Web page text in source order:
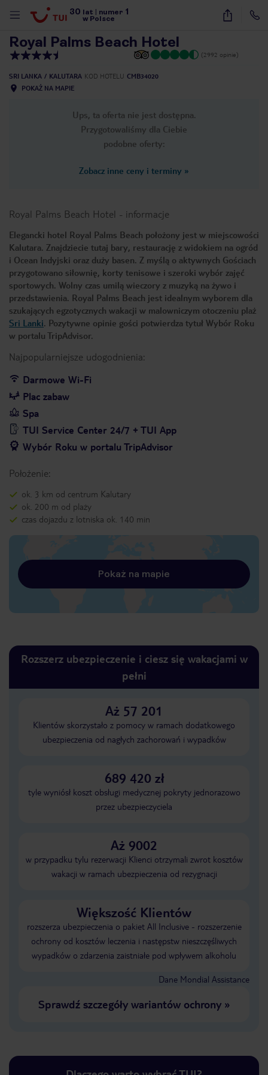
30 lat numer 1
w Polsce
23
Royal Palms Beach Hotel
(2992 opinie)
SRI LANKA KALUTARA KOD HOTELU CMB34020
POKAŻ NA MAPIE
Ups, ta oferta nie jest dostępna.
Przygotowaliśmy dla Ciebie
podobne oferty:
Zobacz inne ceny i terminy »
Royal Palms Beach Hotel - informacje
Elegancki hotel Royal Palms Beach położony jest w miejscowości
Kalutara. Znajdziecie tutaj bary, restaurację z widokiem na ogród
i Ocean Indyjski oraz duży basen. Z myślą o aktywnych Gościach
przygotowano siłownię, korty tenisowe i szeroki wybór zajęć
sportowych. Wolny czas umilą wieczory z muzyką na żywo i
przedstawienia. Royal Palms Beach jest idealnym wyborem dla
szukających egzotycznych wakacji w malowniczym otoczeniu plaż
Sri Lanki. Pozytywne opinie gości potwierdza tytuł Wybór Roku
w portalu TripAdvisor.
Najpopularniejsze udogodnienia:
Darmowe Wi-Fi
Plac zabaw
Spa
TUI Service Center 24/7 + TUI App
Wybór Roku w portalu TripAdvisor
Położenie:
ok. 3 km od centrum Kalutary
ok. 200 m od plaży
czas dojazdu z lotniska ok. 140 min
Pokaż na mapie
Rozszerz ubezpieczenie i ciesz się wakacjami w
pełni
Aż 57 201
Klientów skorzystało z pomocy w ramach dodatkowego
ubezpieczenia od nagłych zachorowań i wypadków
689 420 zł
tyle wyniósł koszt obsługi medycznej pokryty jednorazowo
przez ubezpieczyciela
Aż 9002
w przypadku tylu rezerwacji Klienci otrzymali zwrot kosztów
wakacji w ramach ubezpieczenia od rezygnacji
Większość Klientów
rozszerza ubezpieczenia o pakiet All Inclusive - rozszerzenie
ochrony od kosztów leczenia i następstw nieszczęśliwych
wypadków o zdarzenia zaistniałe pod wpływem alkoholu
Dane Mondial Assistance
Sprawdź szczegóły wariantów ochrony»